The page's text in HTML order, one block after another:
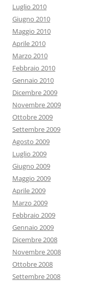
Luglio 2010
Giugno 2010
Maggio 2010
Aprile 2010
Marzo 2010
Febbraio 2010
Gennaio 2010
Dicembre 2009
Novembre 2009
Ottobre 2009
Settembre 2009
Agosto 2009
Luglio 2009
Giugno 2009
Maggio 2009
Aprile 2009
Marzo 2009
Febbraio 2009
Gennaio 2009
Dicembre 2008
Novembre 2008
Ottobre 2008
Settembre 2008